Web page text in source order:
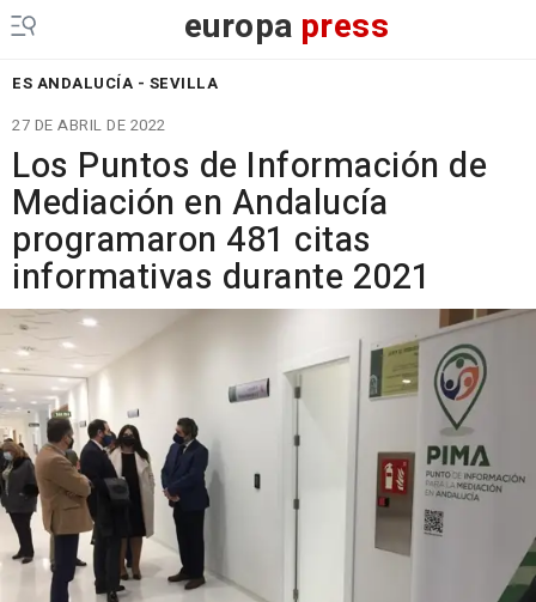
europa press
ES ANDALUCÍA - SEVILLA
27 DE ABRIL DE 2022
Los Puntos de Información de
Mediación en Andalucía
programaron 481 citas
informativas durante 2021